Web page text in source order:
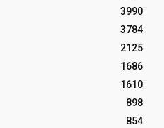
3990
3784
2125
1686
1610
898
854